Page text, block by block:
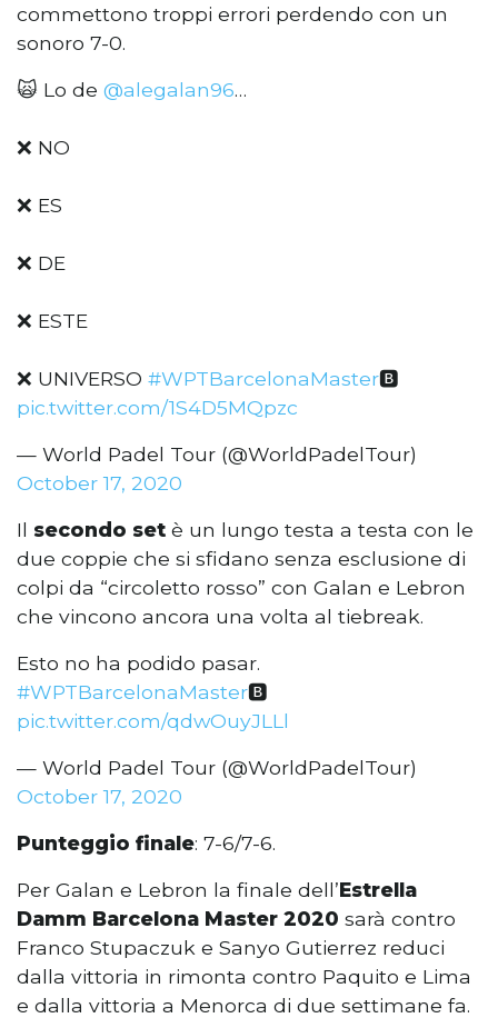
commettono troppi errori perdendo con un
sonoro 7-0.
🙀 Lo de @alegalan96…
❌ NO
❌ ES
❌ DE
❌ ESTE
❌ UNIVERSO #WPTBarcelonaMaster🅱️
pic.twitter.com/1S4D5MQpzc
— World Padel Tour (@WorldPadelTour)
October 17, 2020
Il secondo set è un lungo testa a testa con le
due coppie che si sfidano senza esclusione di
colpi da “circoletto rosso” con Galan e Lebron
che vincono ancora una volta al tiebreak.
Esto no ha podido pasar.
#WPTBarcelonaMaster🅱️
pic.twitter.com/qdwOuyJLLl
— World Padel Tour (@WorldPadelTour)
October 17, 2020
Punteggio finale: 7-6/7-6.
Per Galan e Lebron la finale dell’Estrella
Damm Barcelona Master 2020 sarà contro
Franco Stupaczuk e Sanyo Gutierrez reduci
dalla vittoria in rimonta contro Paquito e Lima
e dalla vittoria a Menorca di due settimane fa.